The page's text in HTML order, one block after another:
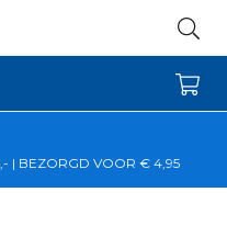
| BEZORGD VOOR € 4,95